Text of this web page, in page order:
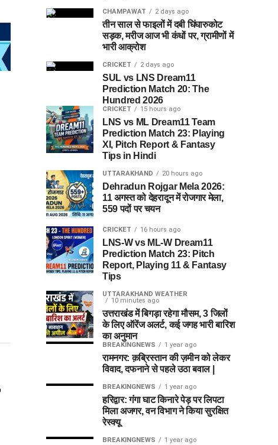
CHAMPAWAT 2 days ago
तीन साल से फाइलों में दबी घिंघारुकोट
सड़क, मरीज आज भी कंधों पर, ग्रामीणों में
भारी आक्रोश
CRICKET 2 days ago
SUL vs LNS Dream11
Prediction Match 20: The
Hundred 2026
CRICKET 15 hours ago
LNS vs ML Dream11 Team
Prediction Match 23: Playing
XI, Pitch Report & Fantasy
Tips in Hindi
UTTARAKHAND 20 hours ago
Dehradun Rojgar Mela 2026:
11 अगस्त को देहरादून में रोजगार मेला,
559 पदों पर चयन
CRICKET 16 hours ago
LNS-W vs ML-W Dream11
Prediction Match 23: Pitch
Report, Playing 11 & Fantasy
Tips
UTTARAKHAND WEATHER
10 minutes ago
उत्तराखंड में बिगड़ा रहेगा मौसम, 3 जिलों
के लिए ऑरेंज अलर्ट, कई जगह भारी बारिश
का अनुमान
BREAKINGNEWS 1 year ago
रामनगर: क़ब्रिस्तान की ज़मीन को लेकर
विवाद, दफनाने से पहले उठा बवाल |
BREAKINGNEWS 1 year ago
हरिद्वार: गंगा घाट किनारे पेड़ पर लिपटा
मिला अजगर, वन विभाग ने किया सुरक्षित
रेस्क्यू
BREAKINGNEWS 1 year ago